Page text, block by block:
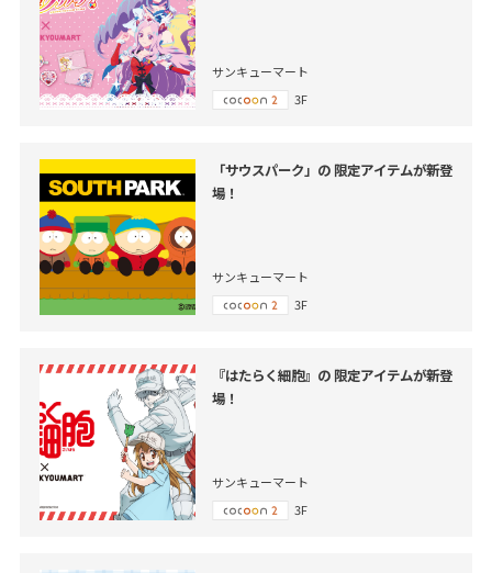
サンキューマート
3F
「サウスパーク」の 限定アイテムが新登
場！
サンキューマート
3F
『はたらく細胞』の 限定アイテムが新登
場！
サンキューマート
3F